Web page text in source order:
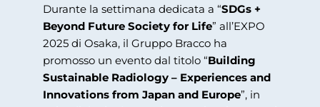
Durante la settimana dedicata a “SDGs +
Beyond Future Society for Life” all’EXPO
2025 di Osaka, il Gruppo Bracco ha
promosso un evento dal titolo “Building
Sustainable Radiology – Experiences and
Innovations from Japan and Europe”, in